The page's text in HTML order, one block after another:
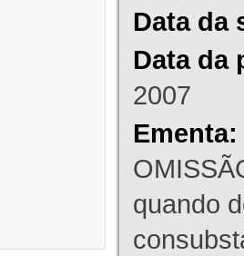
Data da
Data da
2007
Ementa:
quando